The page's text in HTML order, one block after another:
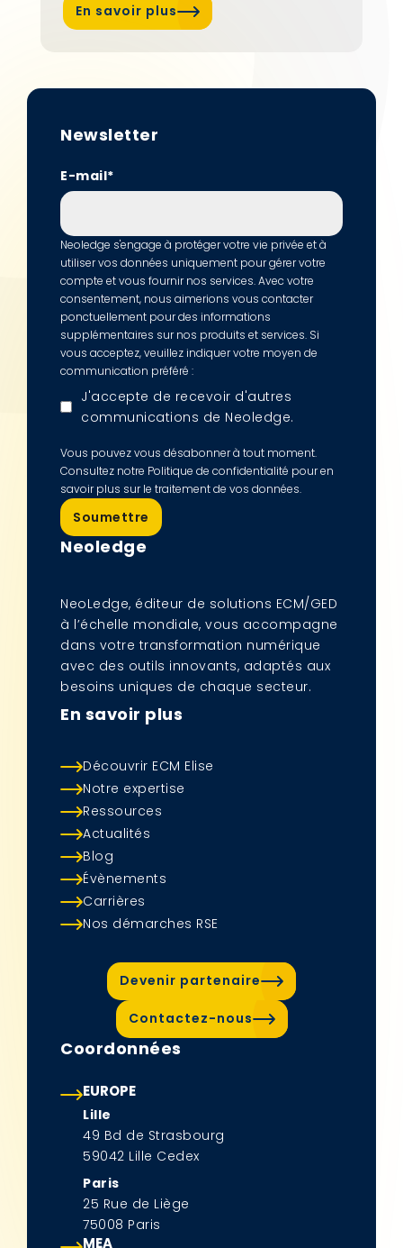
En savoir plus
Newsletter
E-mail*
Neoledge s'engage à protéger votre vie privée et à
utiliser vos données uniquement pour gérer votre
compte et vous fournir nos services. Avec votre
consentement, nous aimerions vous contacter
ponctuellement pour des informations
supplémentaires sur nos produits et services. Si
vous acceptez, veuillez indiquer votre moyen de
communication préféré :
J'accepte de recevoir d'autres
communications de Neoledge.
Vous pouvez vous désabonner à tout moment.
Consultez notre Politique de confidentialité pour en
savoir plus sur le traitement de vos données.
Neoledge
NeoLedge, éditeur de solutions ECM/GED
à l’échelle mondiale, vous accompagne
dans votre transformation numérique
avec des outils innovants, adaptés aux
besoins uniques de chaque secteur.
En savoir plus
Découvrir ECM Elise
Notre expertise
Ressources
Actualités
Blog
Évènements
Carrières
Nos démarches RSE
Devenir partenaire
Contactez-nous
Coordonnées
EUROPE
Lille
49 Bd de Strasbourg
59042 Lille Cedex
Paris
25 Rue de Liège
75008 Paris
MEA